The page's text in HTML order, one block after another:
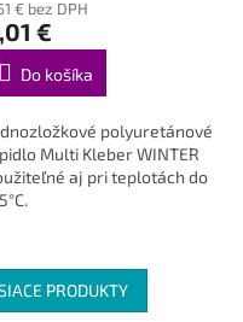
€ bez DPH
€
Do košíka
polyuretánové
Multi Kleber WINTER
aj pri teplotách do
PRODUKTY